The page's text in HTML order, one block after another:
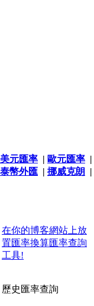
美元匯率 | 歐元匯率 |
泰幣外匯 | 挪威克朗 |
在你的博客網站上放
置匯率換算匯率查詢
工具!
歷史匯率查詢